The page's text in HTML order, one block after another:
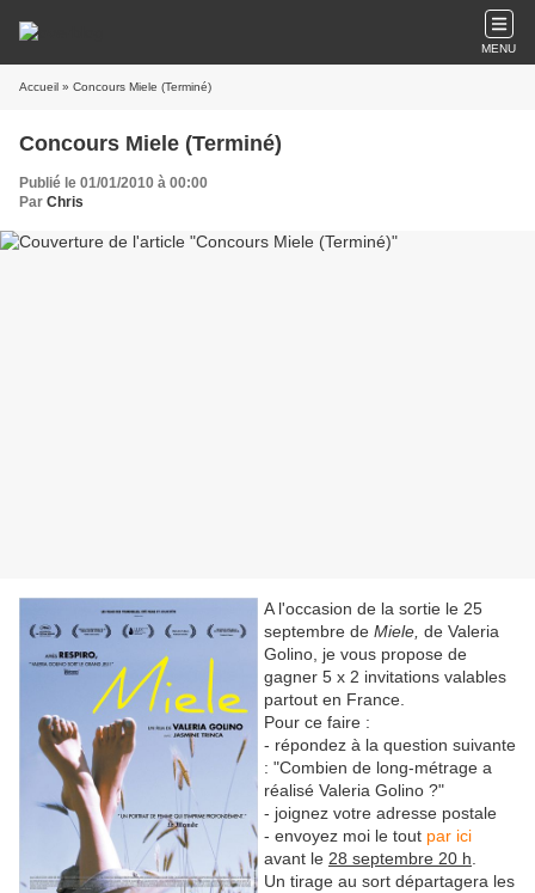
MENU
Accueil » Concours Miele (Terminé)
Concours Miele (Terminé)
Publié le 01/01/2010 à 00:00
Par Chris
A l'occasion de la sortie le 25
septembre de Miele, de Valeria
Golino, je vous propose de
gagner 5 x 2 invitations valables
partout en France.
Pour ce faire :
- répondez à la question suivante
: "Combien de long-métrage a
réalisé Valeria Golino ?"
- joignez votre adresse postale
- envoyez moi le tout par ici
avant le 28 septembre 20 h
Un tirage au sort départagera les